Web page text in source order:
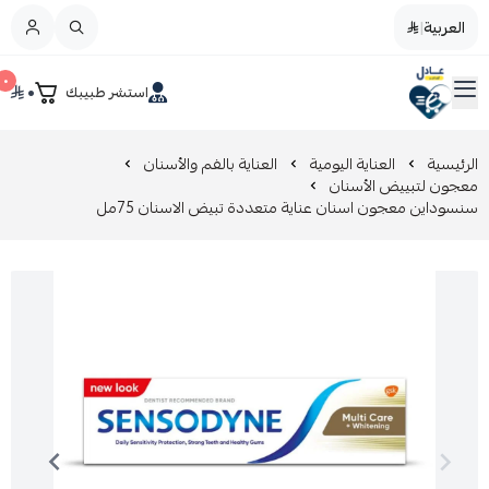
العربية|
صيدليات عادل استشر طبيبك ٠ ٠ القائمة الرئيسية
تخفيضات
المدونة
عرض الكل
العناية بالطفل و الأم
العناية اليومية
الرئيسية العناية اليومية العناية بالفم والأسنان
معجون لتبييض الأسنان
سنسوداين معجون اسنان عناية متعددة تبيض الاسنان 75مل